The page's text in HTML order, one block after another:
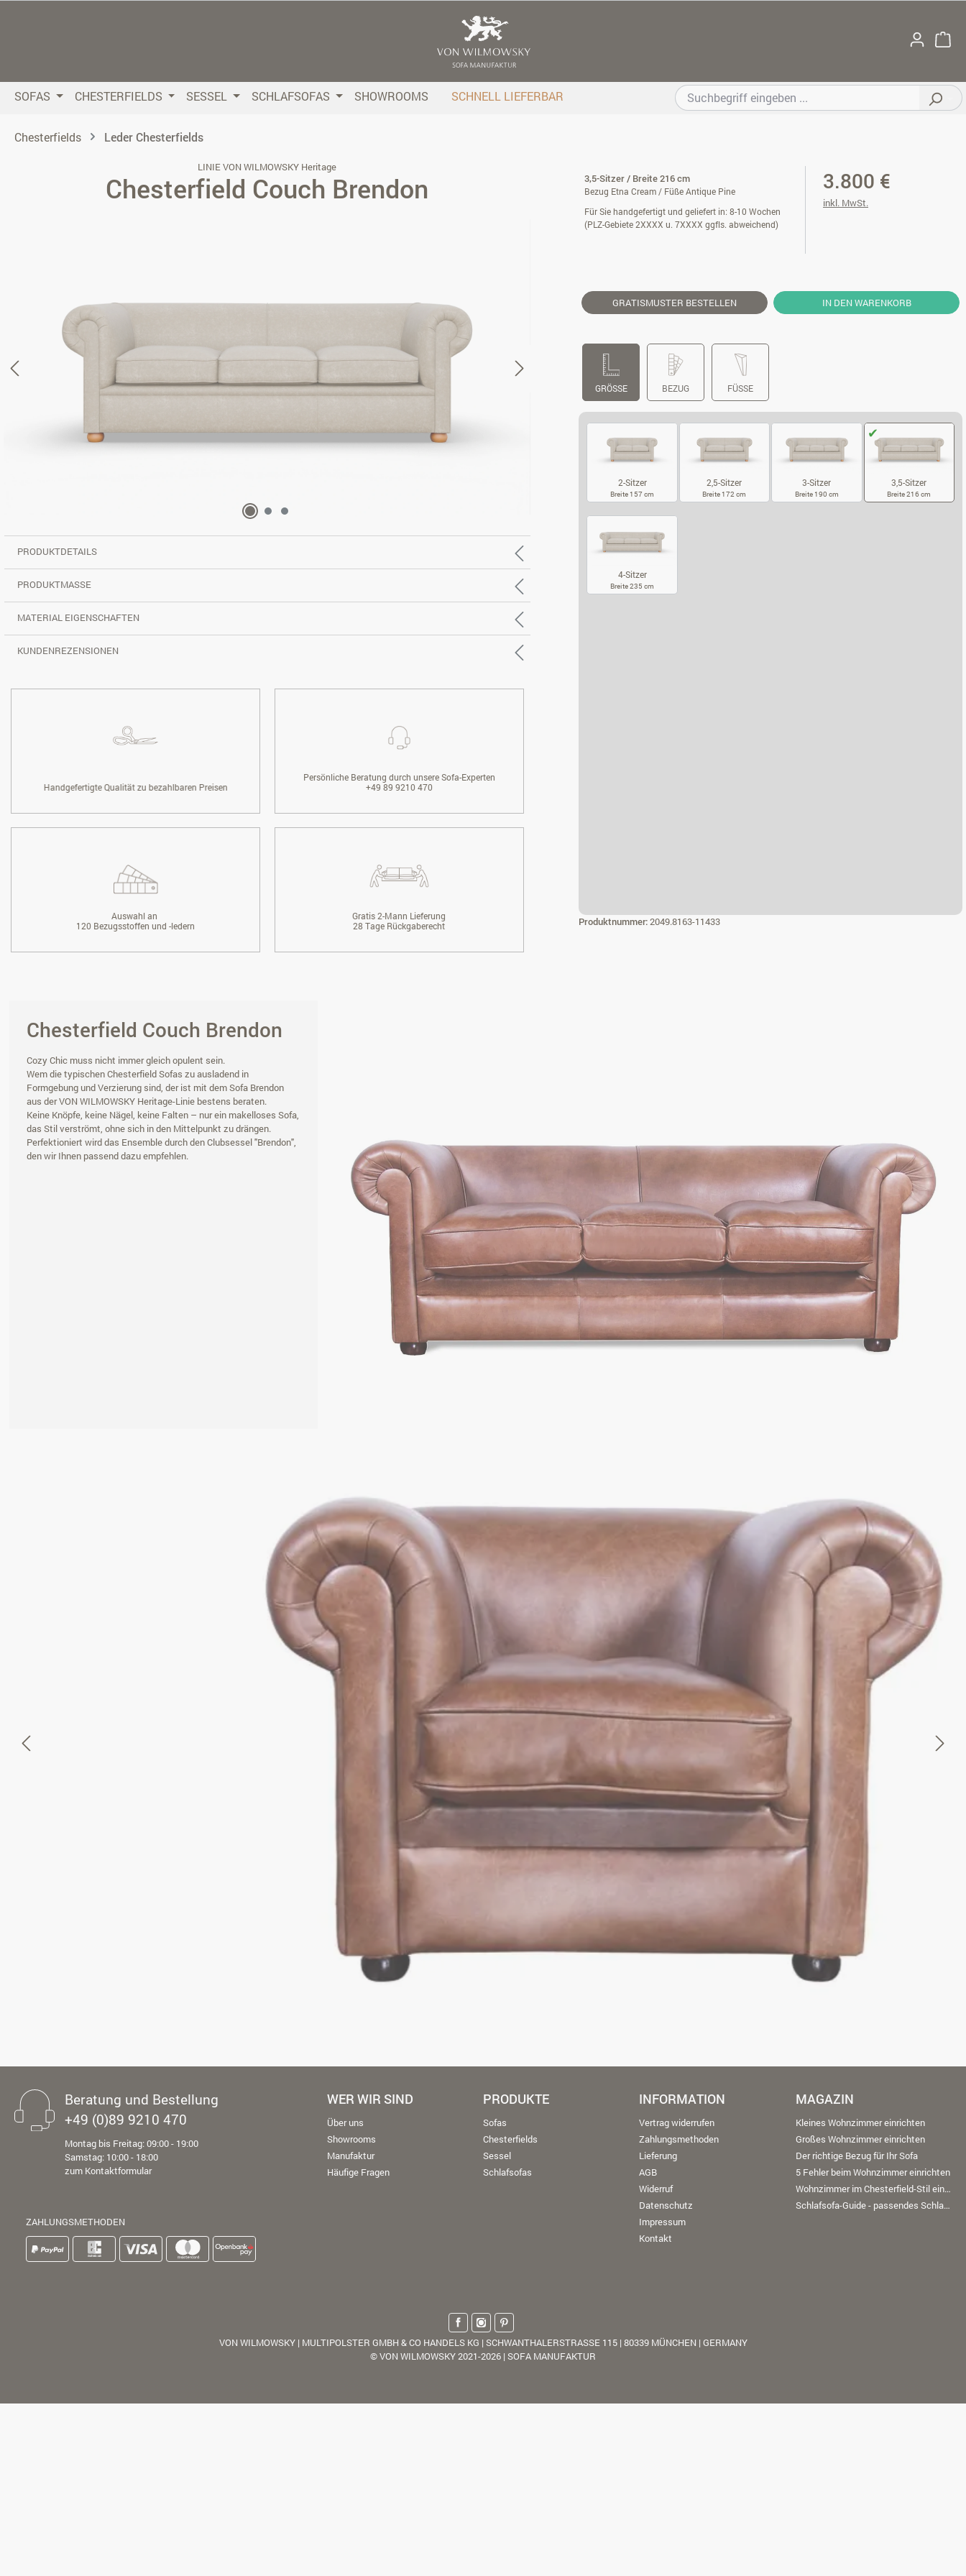
SOFAS CHESTERFIELDS SESSEL SCHLAFSOFAS SHOWROOMS SCHNELL LIEFERBAR
Chesterfields Leder Chesterfields
LINIE VON WILMOWSKY Heritage
Chesterfield Couch Brendon 3,5-Sitzer / Breite 216 cm
Bezug Etna Cream / Füße Antique Pine
Für Sie handgefertigt und geliefert in: 8-10 Wochen
(PLZ-Gebiete 2XXXX u. 7XXXX ggfls. abweichend)
3.800 €
inkl. MwSt.
GRATISMUSTER BESTELLEN IN DEN WARENKORB
GRÖSSE BEZUG FÜSSE
2-Sitzer
Breite 157 cm
2,5-Sitzer
Breite 172 cm
3-Sitzer
Breite 190 cm
3,5-Sitzer
Breite 216 cm
4-Sitzer
Breite 235 cm
Produktnummer:2049.8163-11433
PRODUKTDETAILS
PRODUKTMASSE
MATERIAL EIGENSCHAFTEN
KUNDENREZENSIONEN
Handgefertigte Qualität zu bezahlbaren Preisen
Persönliche Beratung durch unsere Sofa-Experten
+49 89 9210 470
Auswahl an
120 Bezugsstoffen und -ledern
Gratis 2-Mann Lieferung
28 Tage Rückgaberecht
Chesterfield Couch Brendon
Cozy Chic muss nicht immer gleich opulent sein.
Wem die typischen Chesterfield Sofas zu ausladend in
Formgebung und Verzierung sind, der ist mit dem Sofa Brendon
aus der VON WILMOWSKY Heritage-Linie bestens beraten.
Keine Knöpfe, keine Nägel, keine Falten – nur ein makelloses Sofa,
das Stil verströmt, ohne sich in den Mittelpunkt zu drängen.
Perfektioniert wird das Ensemble durch den Clubsessel "Brendon",
den wir Ihnen passend dazu empfehlen.
Beratung und Bestellung
+49 (0)89 9210 470
Montag bis Freitag: 09:00 - 19:00
Samstag: 10:00 - 18:00
zum Kontaktformular
ZAHLUNGSMETHODEN
WER WIR SIND
Über uns
Showrooms
Manufaktur
Häufige Fragen
PRODUKTE
Sofas
Chesterfields
Sessel
Schlafsofas
INFORMATION
Vertrag widerrufen
Zahlungsmethoden
Lieferung
AGB
Widerruf
Datenschutz
Impressum
Kontakt
MAGAZIN
Kleines Wohnzimmer einrichten
Großes Wohnzimmer einrichten
Der richtige Bezug für Ihr Sofa
5 Fehler beim Wohnzimmer einrichten
Wohnzimmer im Chesterfield-Stil einrichten
Schlafsofa-Guide - passendes Schlafsofa finden
VON WILMOWSKY | MULTIPOLSTER GMBH & CO HANDELS KG | SCHWANTHALERSTRASSE 115 | 80339 MÜNCHEN | GERMANY
© VON WILMOWSKY 2021-2026 | SOFA MANUFAKTUR